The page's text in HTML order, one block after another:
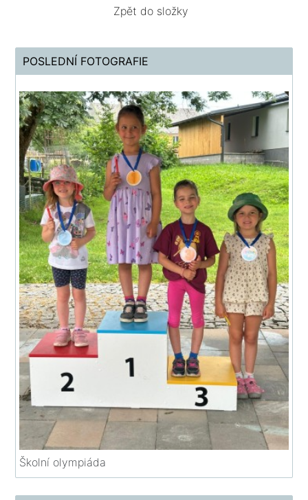
Zpět do složky
POSLEDNÍ FOTOGRAFIE
Školní olympiáda